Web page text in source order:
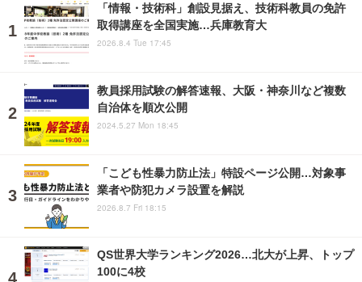
「情報・技術科」創設見据え、技術科教員の免許
取得講座を全国実施…兵庫教育大
2026.8.4 Tue 17:45
教員採用試験の解答速報、大阪・神奈川など複数
自治体を順次公開
2024.5.27 Mon 18:45
「こども性暴力防止法」特設ページ公開…対象事
業者や防犯カメラ設置を解説
2026.8.7 Fri 18:15
QS世界大学ランキング2026…北大が上昇、トップ
100に4校